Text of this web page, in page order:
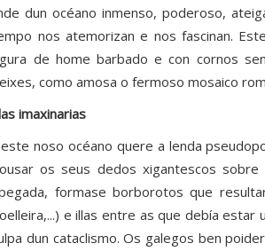
dun océano inmenso, poderoso,
nos atemorizan e nos fascinan.
de home barbado e con cornos
como amosa o fermoso mosaico
imaxinarias
noso océano quere a lenda
os seus dedos xigantescos
formase borborotos que
e illas entre as que debía estar
dun cataclismo. Os galegos ben